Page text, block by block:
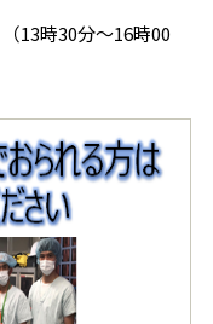
13時30分～16時00